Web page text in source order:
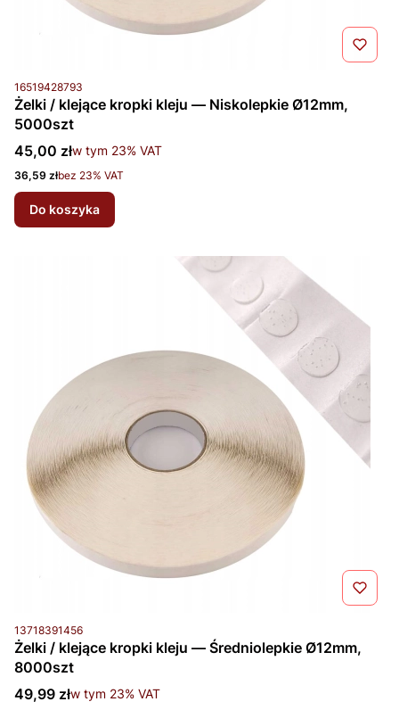
Kod produktu
16519428793
Żelki / klejące kropki kleju — Niskolepkie Ø12mm,
5000szt
Cena brutto
45,00 złw tym %s VAT
w tym 23% VAT
Cena netto
36,59 złbez 23% VAT
Do koszyka
Kod produktu
13718391456
Żelki / klejące kropki kleju — Średniolepkie Ø12mm,
8000szt
Cena brutto
49,99 złw tym %s VAT
w tym 23% VAT